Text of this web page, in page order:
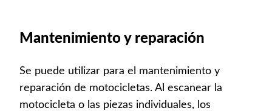
Mantenimiento y reparación
Se puede utilizar para el mantenimiento y
reparación de motocicletas. Al escanear la
motocicleta o las piezas individuales, los